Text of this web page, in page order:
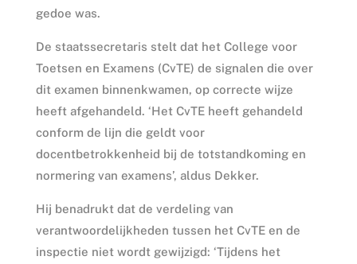
gedoe was.
De staatssecretaris stelt dat het College voor
Toetsen en Examens (CvTE) de signalen die over
dit examen binnenkwamen, op correcte wijze
heeft afgehandeld. ‘Het CvTE heeft gehandeld
conform de lijn die geldt voor
docentbetrokkenheid bij de totstandkoming en
normering van examens’, aldus Dekker.
Hij benadrukt dat de verdeling van
verantwoordelijkheden tussen het CvTE en de
inspectie niet wordt gewijzigd: ‘Tijdens het